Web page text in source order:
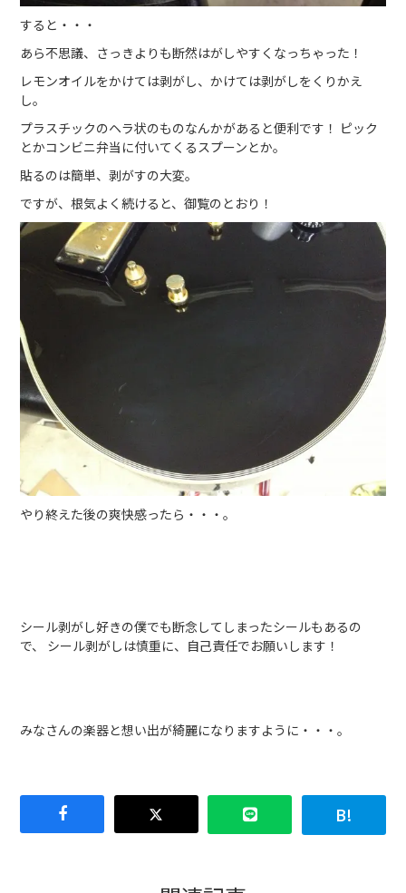
すると・・・
あら不思議、さっきよりも断然はがしやすくなっちゃった！
レモンオイルをかけては剥がし、かけては剥がしをくりかえ
し。
プラスチックのヘラ状のものなんかがあると便利です！ ピック
とかコンビニ弁当に付いてくるスプーンとか。
貼るのは簡単、剥がすの大変。
ですが、根気よく続けると、御覧のとおり！
やり終えた後の爽快感ったら・・・。
シール剥がし好きの僕でも断念してしまったシールもあるの
で、 シール剥がしは慎重に、自己責任でお願いします！
みなさんの楽器と想い出が綺麗になりますように・・・。